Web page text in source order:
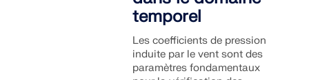
Logiciel CFD pour souffleries numériques
d'ingénierie et faites passer votre carrière à un
DÉCOUVRIR LES OFFRES D’EMPLOI
temporel
Les coefficients de pression
induite par le vent sont des
paramètres fondamentaux